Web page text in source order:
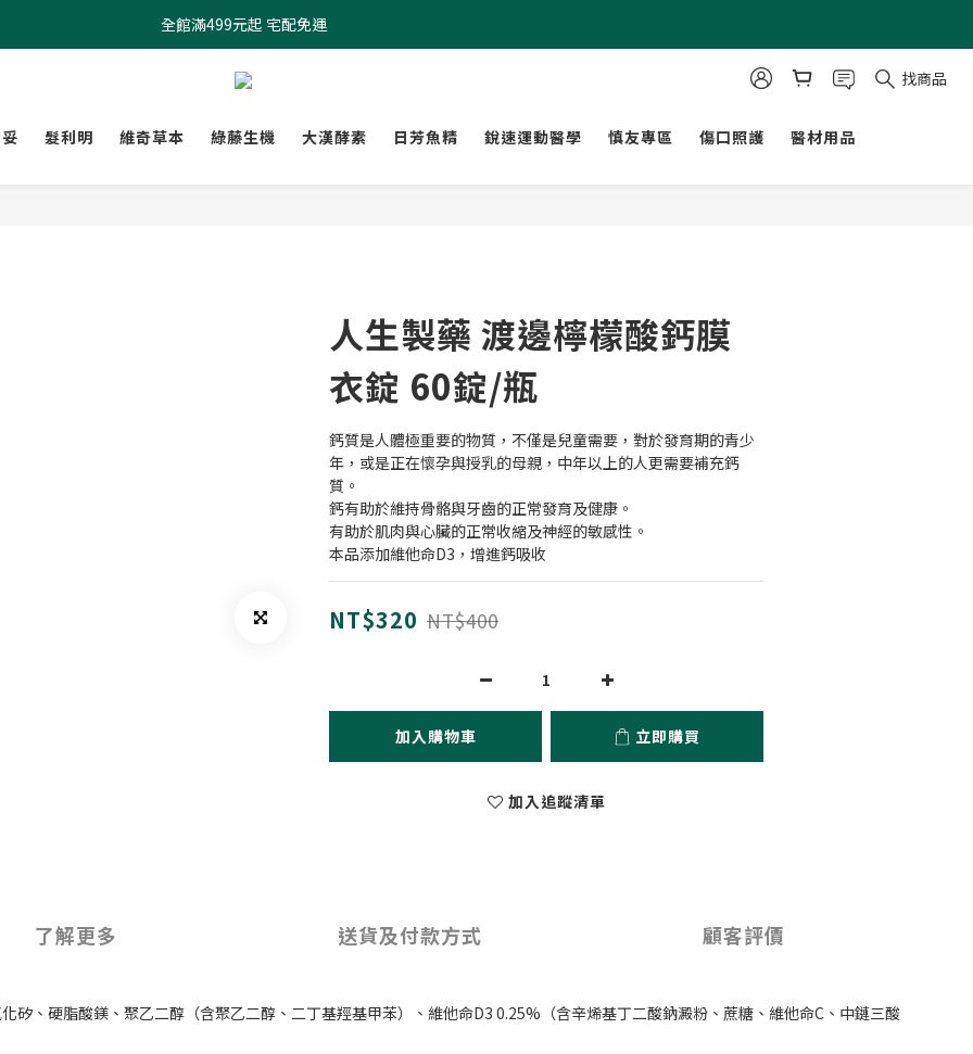
全館滿499元起 宅配免運
全館滿499元起 宅配免運
加入會員 $100元購物金現領現折 找商品
髮利明 維奇草本 綠藤生機 大漢酵素 日芳魚精 銳速運動醫學 慎友專區 傷口照護 醫材用品
人生製藥 渡邊檸檬酸鈣膜
衣錠 60錠/瓶
鈣質是人體極重要的物質，不僅是兒童需要，對於發育期的青少
年，或是正在懷孕與授乳的母親，中年以上的人更需要補充鈣
質。
鈣有助於維持骨骼與牙齒的正常發育及健康。
有助於肌肉與心臟的正常收縮及神經的敏感性。
本品添加維他命D3，增進鈣吸收
NT$320 NT$400
加入購物車 立即購買
加入追蹤清單
了解更多 送貨及付款方式 顧客評價
矽、硬脂酸鎂、聚乙二醇（含聚乙二醇、二丁基羥基甲苯）、維他命D3 0.25%（含辛烯基丁二酸鈉澱粉、蔗糖、維他命C、中鏈三酸